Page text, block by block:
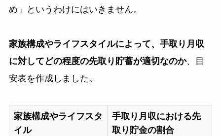
め」というわけにはいきません。
家族構成やライフスタイルによって、手取り月収
に対してどの程度の先取り貯蓄が適切なのか、目
安表を作成しました。
家族構成やライフスタ
イル
手取り月収における先
取り貯金の割合